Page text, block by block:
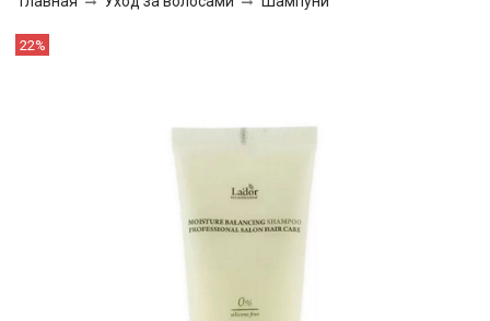
22%